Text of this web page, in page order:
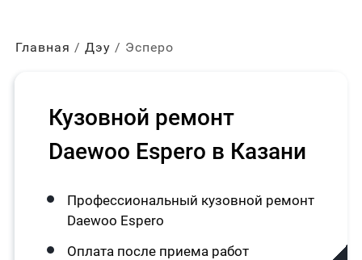
Главная Дэу Эсперо
Кузовной ремонт
Daewoo Espero в Казани
Профессиональный кузовной ремонт
Daewoo Espero
Оплата после приема работ